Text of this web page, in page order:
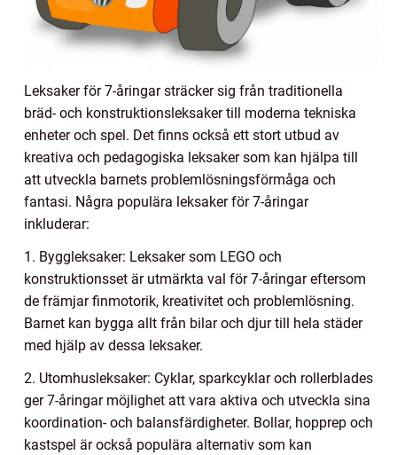
Leksaker för 7-åringar sträcker sig från traditionella
bräd- och konstruktionsleksaker till moderna tekniska
enheter och spel. Det finns också ett stort utbud av
kreativa och pedagogiska leksaker som kan hjälpa till
att utveckla barnets problemlösningsförmåga och
fantasi. Några populära leksaker för 7-åringar
inkluderar:
1. Byggleksaker: Leksaker som LEGO och
konstruktionsset är utmärkta val för 7-åringar eftersom
de främjar finmotorik, kreativitet och problemlösning.
Barnet kan bygga allt från bilar och djur till hela städer
med hjälp av dessa leksaker.
2. Utomhusleksaker: Cyklar, sparkcyklar och rollerblades
ger 7-åringar möjlighet att vara aktiva och utveckla sina
koordination- och balansfärdigheter. Bollar, hopprep och
kastspel är också populära alternativ som kan